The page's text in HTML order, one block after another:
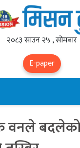
२०८३ साउन २५ , सोमबार
E-paper
वनले